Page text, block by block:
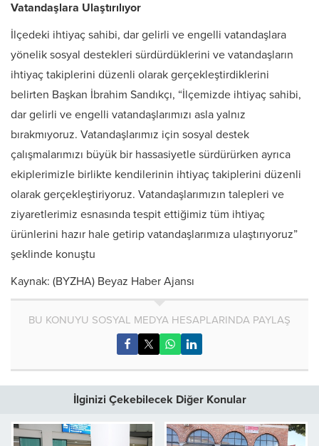
Vatandaşlara Ulaştırılıyor
İlçedeki ihtiyaç sahibi, dar gelirli ve engelli vatandaşlara
yönelik sosyal destekleri sürdürdüklerini ve vatandaşların
ihtiyaç takiplerini düzenli olarak gerçekleştirdiklerini
belirten Başkan İbrahim Sandıkçı, “İlçemizde ihtiyaç sahibi,
dar gelirli ve engelli vatandaşlarımızı asla yalnız
bırakmıyoruz. Vatandaşlarımız için sosyal destek
çalışmalarımızı büyük bir hassasiyetle sürdürürken ayrıca
ekiplerimizle birlikte kendilerinin ihtiyaç takiplerini düzenli
olarak gerçekleştiriyoruz. Vatandaşlarımızın talepleri ve
ziyaretlerimiz esnasında tespit ettiğimiz tüm ihtiyaç
ürünlerini hazır hale getirip vatandaşlarımıza ulaştırıyoruz”
şeklinde konuştu
Kaynak: (BYZHA) Beyaz Haber Ajansı
BU KONUYU SOSYAL MEDYA HESAPLARINDA PAYLAŞ
İlginizi Çekebilecek Diğer Konular